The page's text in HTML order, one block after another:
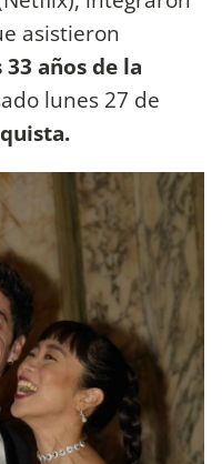
asistieron
años de la
lunes 27 de